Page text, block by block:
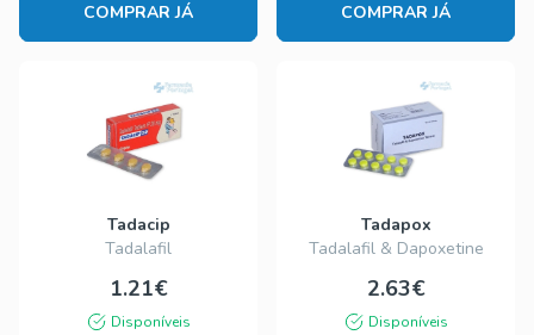
COMPRAR JÁ COMPRAR JÁ
Tadacip
Tadalafil
1.21€
Disponíveis
Tadapox
Tadalafil & Dapoxetine
2.63€
Disponíveis